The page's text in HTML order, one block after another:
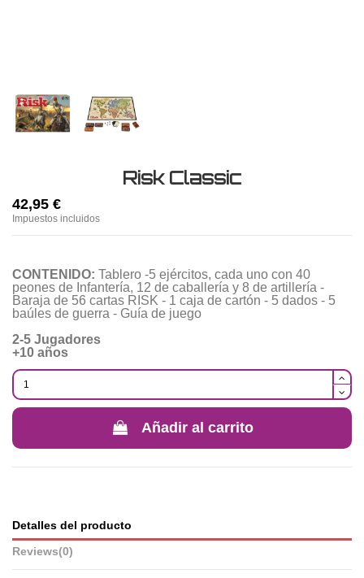
Risk Classic
42,95 €
Impuestos incluidos
CONTENIDO: Tablero -5 ejércitos, cada uno con 40
peones de Infantería, 12 de caballería y 8 de artillería -
Baraja de 56 cartas RISK - 1 caja de cartón - 5 dados - 5
baúles de guerra - Guía de juego
2-5 Jugadores
+10 años
Añadir al carrito
Detalles del producto
Reviews(0)